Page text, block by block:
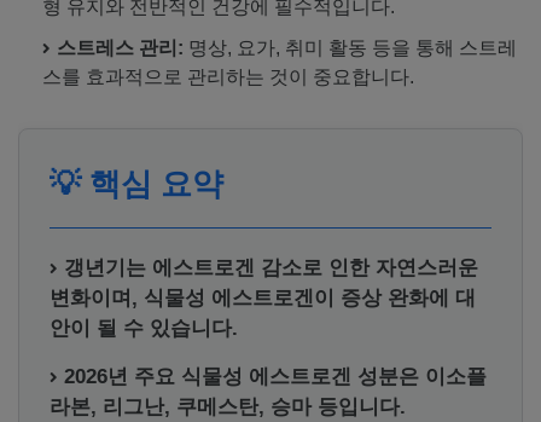
형 유지와 전반적인 건강에 필수적입니다.
스트레스 관리: 명상, 요가, 취미 활동 등을 통해 스트레
스를 효과적으로 관리하는 것이 중요합니다.
💡 핵심 요약
갱년기는 에스트로겐 감소로 인한 자연스러운
변화이며, 식물성 에스트로겐이 증상 완화에 대
안이 될 수 있습니다.
2026년 주요 식물성 에스트로겐 성분은 이소플
라본, 리그난, 쿠메스탄, 승마 등입니다.